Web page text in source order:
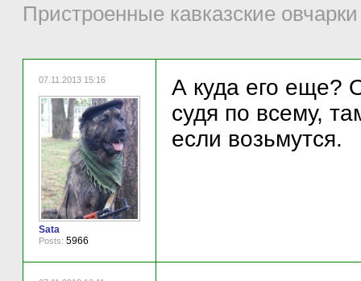
Пристроенные кавказские овчарки
07.11.2013 15:16
Sata
Posts: 5966
А куда его еще?
судя по всему,
если возьмутся.